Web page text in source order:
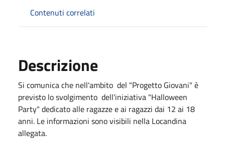
Contenuti correlati
Descrizione
Si comunica che nell'ambito del "Progetto Giovani" è
previsto lo svolgimento dell'iniziativa "Halloween
Party" dedicato alle ragazze e ai ragazzi dai 12 ai 18
anni. Le informazioni sono visibili nella Locandina
allegata.